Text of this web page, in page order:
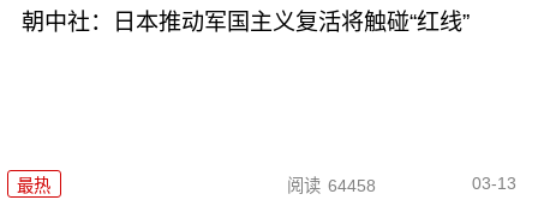
朝中社：日本推动军国主义复活将触碰“红线”
最热 阅读 64458 03-13